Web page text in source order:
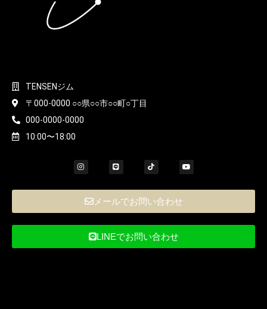
TENSENジム
〒000-0000 ○○県○○市○○町○丁目
000-0000-0000
10:00〜18:00
メールでお問い合わせ
LINEでお問い合わせ